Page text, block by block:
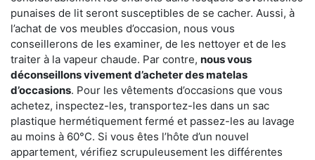
punaises de lit seront susceptibles de se cacher. Aussi, à
l’achat de vos meubles d’occasion, nous vous
conseillerons de les examiner, de les nettoyer et de les
traiter à la vapeur chaude. Par contre, nous vous
déconseillons vivement d’acheter des matelas
d’occasions. Pour les vêtements d’occasions que vous
achetez, inspectez-les, transportez-les dans un sac
plastique hermétiquement fermé et passez-les au lavage
au moins à 60°C. Si vous êtes l’hôte d’un nouvel
appartement, vérifiez scrupuleusement les différentes